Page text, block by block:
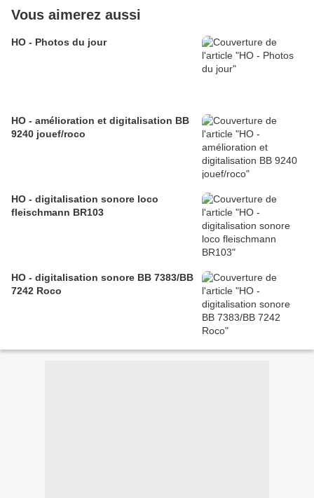
Vous aimerez aussi
HO - Photos du jour
HO - amélioration et digitalisation BB
9240 jouef/roco
HO - digitalisation sonore loco
fleischmann BR103
HO - digitalisation sonore BB 7383/BB
7242 Roco